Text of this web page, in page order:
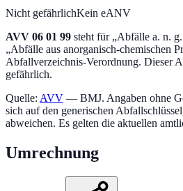
Nicht gefährlichKein eANV
AVV 06 01 99 steht für „Abfälle a. n. g.
„Abfälle aus anorganisch-chemischen
Abfallverzeichnis-Verordnung. Dieser
gefährlich.
Quelle: AVV — BMJ. Angaben ohne
sich auf den generischen
abweichen. Es gelten die aktuellen
Umrechnung